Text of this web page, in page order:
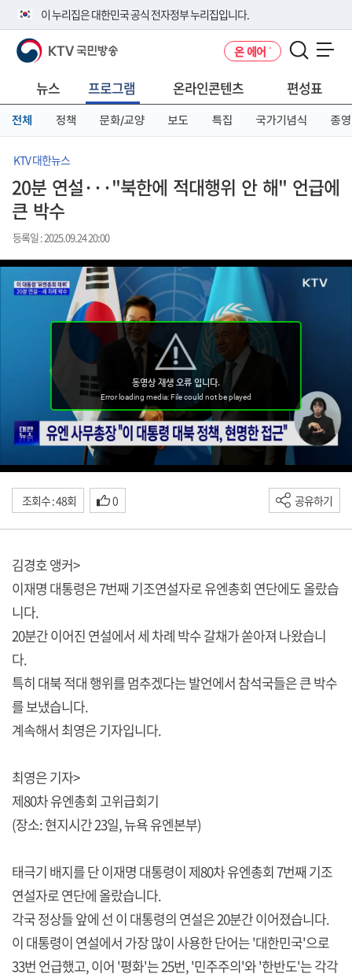
이 누리집은 대한민국 공식 전자정부 누리집입니다.
공식 누리집 주소 확인하기
니다.
이밖에 or.kr 또는 .kr등 다른 도메인 주소를 사용하고 있다면 아래 URL에
서 도메인 주소를 확인해 보세요
KTV 국민방송 온 에어
뉴스 프로그램 온라인콘텐츠 편성표
전체 정책 문화/교양 보도 특집 국가기념식 종영
KTV 대한뉴스
20분 연설···"북한에 적대행위 안 해" 언급에
큰 박수
등록일 : 2025.09.24 20:00
조회수 : 48회 0 공유하기
김경호 앵커>
이재명 대통령은 7번째 기조연설자로 유엔총회 연단에도 올랐습
니다.
20분간 이어진 연설에서 세 차례 박수 갈채가 쏟아져 나왔습니
다.
특히 대북 적대 행위를 멈추겠다는 발언에서 참석국들은 큰 박수
를 보냈습니다.
계속해서 최영은 기자입니다.
최영은 기자>
제80차 유엔총회 고위급회기
(장소: 현지시간 23일, 뉴욕 유엔본부)
태극기 배지를 단 이재명 대통령이 제80차 유엔총회 7번째 기조
연설자로 연단에 올랐습니다.
각국 정상들 앞에 선 이 대통령의 연설은 20분간 이어졌습니다.
이 대통령이 연설에서 가장 많이 사용한 단어는 '대한민국'으로
33번 언급했고, 이어 '평화'는 25번, '민주주의'와 '한반도'는 각각